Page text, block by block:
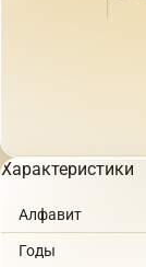
Характеристики
Алфавит
Годы